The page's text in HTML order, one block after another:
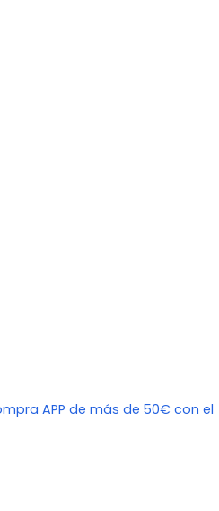
APP de más de 50€ con el